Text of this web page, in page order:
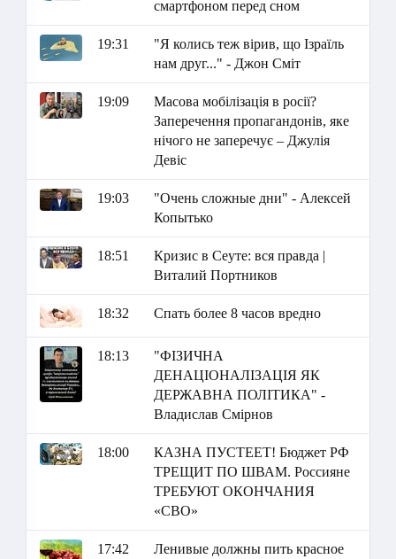
смартфоном перед сном
19:31
"Я колись теж вірив, що Ізраїль
нам друг..." - Джон Сміт
19:09
Масова мобілізація в росії?
Заперечення пропагандонів, яке
нічого не заперечує – Джулія
Девіс
19:03
"Очень сложные дни" - Алексей
Копытько
18:51
Кризис в Сеуте: вся правда |
Виталий Портников
18:32 Спать более 8 часов вредно
18:13
"ФІЗИЧНА
ДЕНАЦІОНАЛІЗАЦІЯ ЯК
ДЕРЖАВНА ПОЛІТИКА" -
Владислав Смірнов
18:00
КАЗНА ПУСТЕЕТ! Бюджет РФ
ТРЕЩИТ ПО ШВАМ. Россияне
ТРЕБУЮТ ОКОНЧАНИЯ
«СВО»
17:42
Ленивые должны пить красное